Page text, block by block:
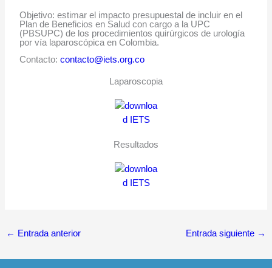
Objetivo: estimar el impacto presupuestal de incluir en el
Plan de Beneficios en Salud con cargo a la UPC
(PBSUPC) de los procedimientos quirúrgicos de urología
por vía laparoscópica en Colombia.
Contacto:contacto@iets.org.co
Laparoscopia
Resultados
← Entrada anterior Entrada siguiente →